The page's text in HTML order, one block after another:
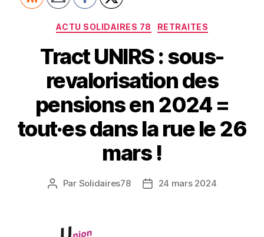
Catégories
ACTU SOLIDAIRES 78 RETRAITES
Tract UNIRS : sous-
revalorisation des
pensions en 2024 =
tout·es dans la rue le 26
mars !
Auteur
Par Solidaires78
Date24 mars 2024